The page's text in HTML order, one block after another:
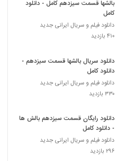
بالشها قسمت سیزدهم کامل - دانلود
کامل
دانلود فیلم و سریال ایرانی جدید
۴۱۰ بازدید
دانلود سریال بالشها قسمت سیزدهم -
دانلود کامل
دانلود فیلم و سریال ایرانی جدید
۳۳۰ بازدید
دانلود رایگان قسمت سیزدهم بالش ها
- دانلود کامل
دانلود فیلم و سریال ایرانی جدید
۲۹۶ بازدید